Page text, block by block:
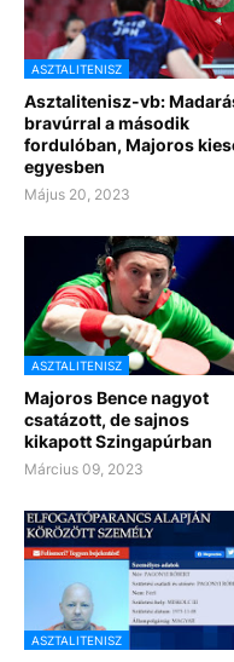
ASZTALITENISZ
Asztalitenisz-vb:
bravúrral a második
fordulóban, Majoros
egyesben
Május 20, 2023
ASZTALITENISZ
Majoros Bence nagyot
csatázott, de sajnos
kikapott Szingapúrban
Március 09, 2023
ASZTALITENISZ